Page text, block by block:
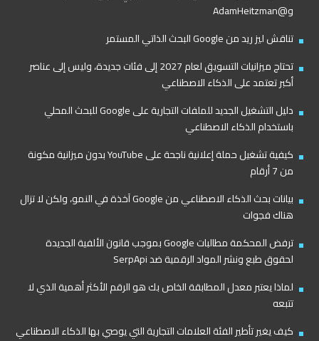
و@AdamHeitzman
تناقش ليز ريد من Google البحث الذاتي المستمر
تحتاج ميزانيات التسويق لعام 2027 إلى فئات جديدة، وليس إلى عناصر
أكبر تعتمد على الذكاء الاصطناعي
دليل التشغيل الجديد للملفات التجارية على Google للبحث المحلي
باستخدام الذكاء الاصطناعي
كيفية تشغيل حملة إعلانية ناجحة على YouTube بدون ميزانية مكونة
من 7 أرقام
بيانات بحث الذكاء الاصطناعي من Google آخذة في النمو، ولكن لا تزال
هناك فجوات
ترفض المحكمة مطالبات Google بموجب قانون الألفية الجديدة
لحقوق طبع ونشر المواد الرقمية ضد SerpApi
لماذا يعتبر معدل المطابقة الخاص بك هو الرقم الأكثر أهمية الذي لا
تتبعه
كيف يغير تأطير الفئة العلامات التجارية التي يوصي بها الذكاء الاصطناعي